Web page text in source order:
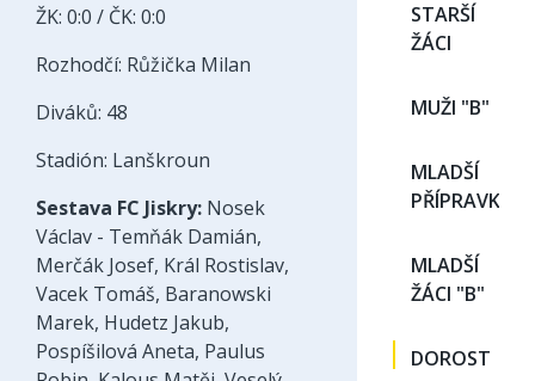
ŽK: 0:0 / ČK: 0:0
Rozhodčí: Růžička Milan
Diváků: 48
Stadión: Lanškroun
Sestava FC Jiskry: Nosek
Václav - Temňák Damián,
Merčák Josef, Král Rostislav,
Vacek Tomáš, Baranowski
Marek, Hudetz Jakub,
Pospíšilová Aneta, Paulus
STARŠÍ
ŽÁCI
MUŽI "B"
MLADŠÍ
PŘÍPRAVKA
MLADŠÍ
ŽÁCI "B"
DOROST